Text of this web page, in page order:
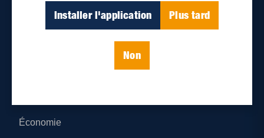
Installer l'application Plus tard
Non
Économie